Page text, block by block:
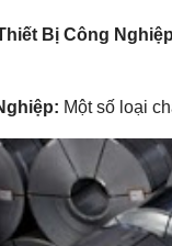
Bị Công
Một số loại